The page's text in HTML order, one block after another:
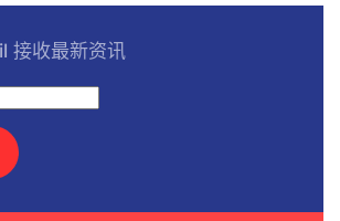
接收最新资讯